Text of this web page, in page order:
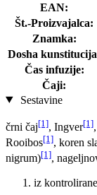
EAN:
Št.-Proizvajalca:
Znamka:
Dosha
Čas infuzije:
Čaji:
Sestavine
črni čaj[1], Ingver[1]
Rooibos[1], koren
nigrum)[1],
iz